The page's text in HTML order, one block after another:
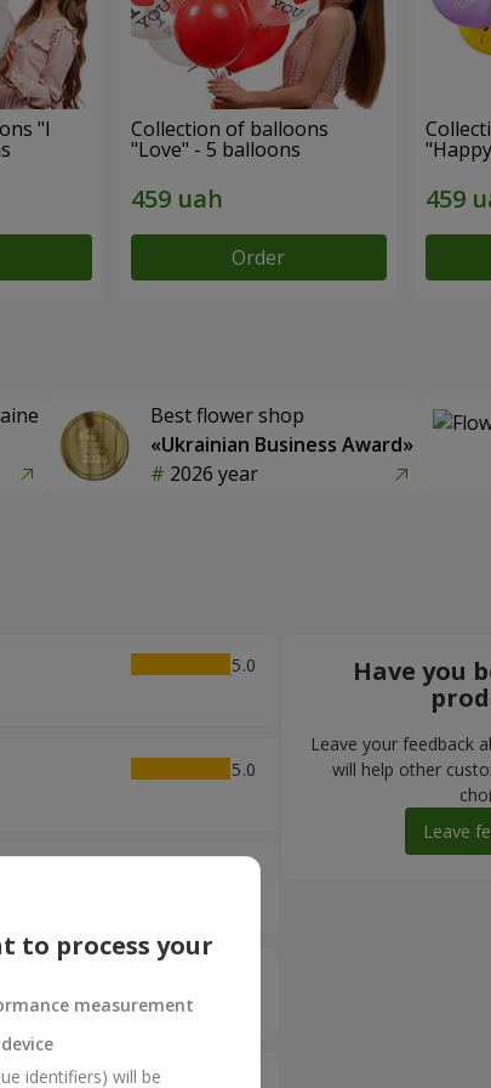
"I Collection of balloons
"Love" - 5 balloons
Order
balloons
Best flower shop
«Ukrainian Business Award»
2026 year
5
5
Have you
Leave your feedback
will help other
Leave
to process your
measurement
identifiers) will be